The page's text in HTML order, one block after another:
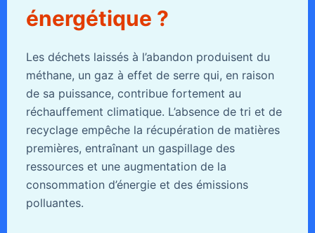
énergétique ?
Les déchets laissés à l’abandon produisent du
méthane, un gaz à effet de serre qui, en raison
de sa puissance, contribue fortement au
réchauffement climatique. L’absence de tri et de
recyclage empêche la récupération de matières
premières, entraînant un gaspillage des
ressources et une augmentation de la
consommation d’énergie et des émissions
polluantes.